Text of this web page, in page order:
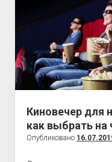
Киновечер для
как выбрать
Опубликовано